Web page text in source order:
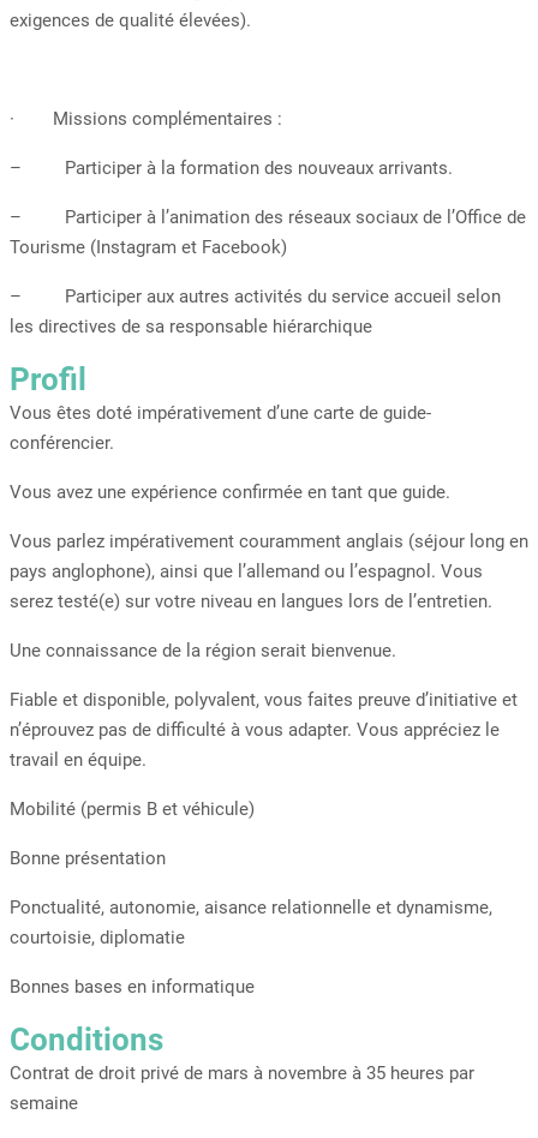
exigences de qualité élevées).
· Missions complémentaires :
– Participer à la formation des nouveaux arrivants.
– Participer à l’animation des réseaux sociaux de l’Office de
Tourisme (Instagram et Facebook)
– Participer aux autres activités du service accueil selon
les directives de sa responsable hiérarchique
Profil
Vous êtes doté impérativement d’une carte de guide-
conférencier.
Vous avez une expérience confirmée en tant que guide.
Vous parlez impérativement couramment anglais (séjour long en
pays anglophone), ainsi que l’allemand ou l’espagnol. Vous
serez testé(e) sur votre niveau en langues lors de l’entretien.
Une connaissance de la région serait bienvenue.
Fiable et disponible, polyvalent, vous faites preuve d’initiative et
n’éprouvez pas de difficulté à vous adapter. Vous appréciez le
travail en équipe.
Mobilité (permis B et véhicule)
Bonne présentation
Ponctualité, autonomie, aisance relationnelle et dynamisme,
courtoisie, diplomatie
Bonnes bases en informatique
Conditions
Contrat de droit privé de mars à novembre à 35 heures par
semaine